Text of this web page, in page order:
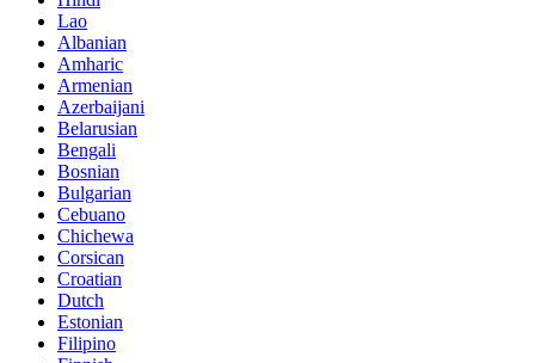
Lao
Albanian
Amharic
Armenian
Azerbaijani
Belarusian
Bengali
Bosnian
Bulgarian
Cebuano
Chichewa
Corsican
Croatian
Dutch
Estonian
Filipino